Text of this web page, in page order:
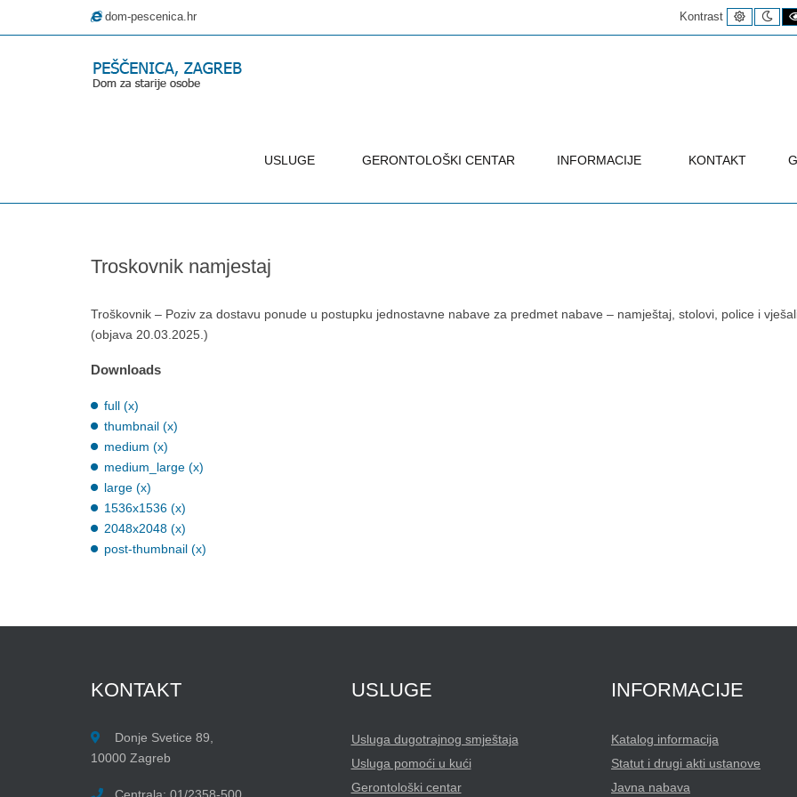
dom-pescenica.hr Kontrast
kontrast
USLUGE GERONTOLOŠKI CENTAR INFORMACIJE KONTAKT
Troskovnik namjestaj
Troškovnik – Poziv za dostavu ponude u postupku jednostavne nabave za predmet nabave – namještaj, stolovi, police i
(objava 20.03.2025.)
Downloads
full (x)
thumbnail (x)
medium (x)
medium_large (x)
large (x)
1536x1536 (x)
2048x2048 (x)
post-thumbnail (x)
KONTAKT
Donje Svetice 89,
10000 Zagreb
USLUGE
Usluga dugotrajnog smještaja
Usluga pomoći u kući
Gerontološki centar
INFORMACIJE
Katalog informacija
Statut i drugi akti ustanove
Javna nabava